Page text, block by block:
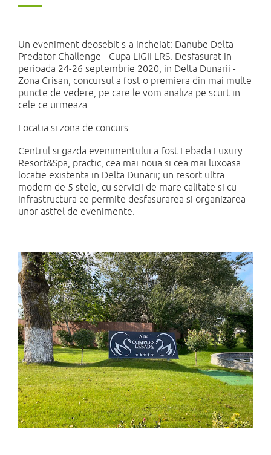
Un eveniment deosebit s-a incheiat: Danube Delta
Predator Challenge - Cupa LIGII LRS. Desfasurat in
perioada 24-26 septembrie 2020, in Delta Dunarii -
Zona Crisan, concursul a fost o premiera din mai multe
puncte de vedere, pe care le vom analiza pe scurt in
cele ce urmeaza.
Locatia si zona de concurs.
Centrul si gazda evenimentului a fost Lebada Luxury
Resort&Spa, practic, cea mai noua si cea mai luxoasa
locatie existenta in Delta Dunarii; un resort ultra
modern de 5 stele, cu servicii de mare calitate si cu
infrastructura ce permite desfasurarea si organizarea
unor astfel de evenimente.